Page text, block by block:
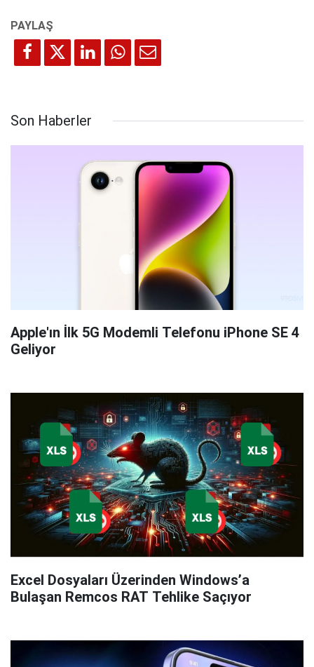
Son Haberler
Apple'ın İlk 5G Modemli Telefonu iPhone SE 4
Geliyor
Excel Dosyaları Üzerinden Windows’a
Bulaşan Remcos RAT Tehlike Saçıyor